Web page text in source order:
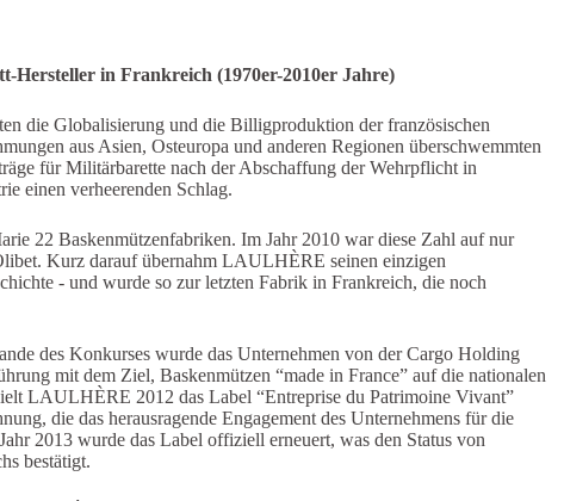
Hersteller in Frankreich (1970er-2010er Jahre)
die Globalisierung und die Billigproduktion der französischen
aus Asien, Osteuropa und anderen Regionen überschwemmten
für Militärbarette nach der Abschaffung der Wehrpflicht in
einen verheerenden Schlag.
22 Baskenmützenfabriken. Im Jahr 2010 war diese Zahl auf nur
Kurz darauf übernahm LAULHÈRE seinen einzigen
- und wurde so zur letzten Fabrik in Frankreich, die noch
des Konkurses wurde das Unternehmen von der Cargo Holding
mit dem Ziel, Baskenmützen “made in France” auf die nationalen
LAULHÈRE 2012 das Label “Entreprise du Patrimoine Vivant”
die das herausragende Engagement des Unternehmens für die
2013 wurde das Label offiziell erneuert, was den Status von
bestätigt.